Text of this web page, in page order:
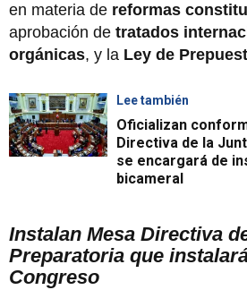
en materia de reformas
aprobación de tratados
orgánicas, y la Ley de
Lee también
Oficializan
Directiva de la
se encargará de
bicameral
Instalan Mesa Directiva
Preparatoria que
Congreso